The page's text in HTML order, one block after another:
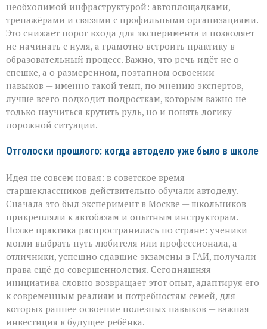
необходимой инфраструктурой: автоплощадками,
тренажёрами и связями с профильными организациями.
Это снижает порог входа для эксперимента и позволяет
не начинать с нуля, а грамотно встроить практику в
образовательный процесс. Важно, что речь идёт не о
спешке, а о размеренном, поэтапном освоении
навыков — именно такой темп, по мнению экспертов,
лучше всего подходит подросткам, которым важно не
только научиться крутить руль, но и понять логику
дорожной ситуации.
Отголоски прошлого: когда автодело уже было в школе
Идея не совсем новая: в советское время
старшеклассников действительно обучали автоделу.
Сначала это был эксперимент в Москве — школьников
прикрепляли к автобазам и опытным инструкторам.
Позже практика распространилась по стране: ученики
могли выбрать путь любителя или профессионала, а
отличники, успешно сдавшие экзамены в ГАИ, получали
права ещё до совершеннолетия. Сегодняшняя
инициатива словно возвращает этот опыт, адаптируя его
к современным реалиям и потребностям семей, для
которых раннее освоение полезных навыков — важная
инвестиция в будущее ребёнка.